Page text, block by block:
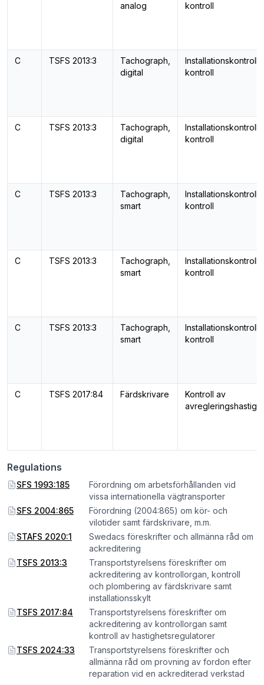
analog
kontroll
C TSFS 2013:3
Tachograph,
digital
kontroll
C TSFS 2013:3
Tachograph,
digital
kontroll
C TSFS 2013:3
Tachograph,
smart
kontroll
C TSFS 2013:3
Tachograph,
smart
kontroll
C TSFS 2013:3
Tachograph,
smart
kontroll
C TSFS 2017:84 Färdskrivare
Kontroll av
Regulations
SFS 1993:185
Förordning om arbetsförhållanden vid
vissa internationella vägtransporter
SFS 2004:865
Förordning (2004:865) om kör- och
vilotider samt färdskrivare, m.m.
STAFS 2020:1
Swedacs föreskrifter och allmänna råd om
ackreditering
TSFS 2013:3
Transportstyrelsens föreskrifter om
ackreditering av kontrollorgan, kontroll
och plombering av färdskrivare samt
installationsskylt
TSFS 2017:84
Transportstyrelsens föreskrifter om
ackreditering av kontrollorgan samt
kontroll av hastighetsregulatorer
TSFS 2024:33
Transportstyrelsens föreskrifter och
allmänna råd om provning av fordon efter
reparation vid en ackrediterad verkstad